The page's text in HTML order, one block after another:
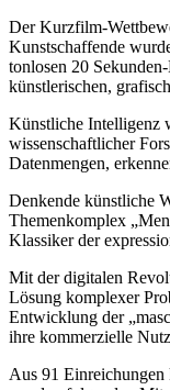
Der Kurzfilm-
Kunstschaffende
tonlosen 20
künstlerischen,
Künstliche Intelligenz
wissenschaftlicher
Datenmengen,
Denkende künstliche
Themenkomplex
Klassiker der
Mit der digitalen
Lösung komplexer
Entwicklung der
ihre kommerzielle
Aus 91